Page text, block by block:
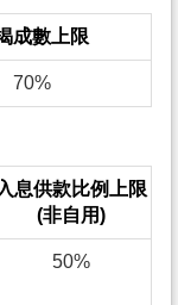
成數上限
70%
入息供款比例上限
(非自用)
50%